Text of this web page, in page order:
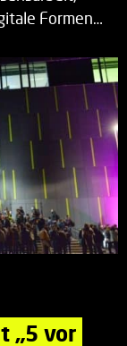
Formen…
„5 vor